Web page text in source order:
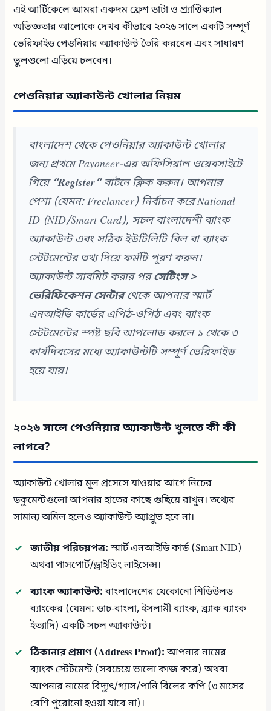
এই আর্টিকেলে আমরা একদম ফ্রেশ ডাটা ও প্র্যাক্টিক্যাল
অভিজ্ঞতার আলোকে দেখব কীভাবে ২০২৬ সালে একটি সম্পূর্ণ
ভেরিফাইড পেওনিয়ার অ্যাকাউন্ট তৈরি করবেন এবং সাধারণ
ভুলগুলো এড়িয়ে চলবেন।
পেওনিয়ার অ্যাকাউন্ট খোলার নিয়ম
বাংলাদেশ থেকে পেওনিয়ার অ্যাকাউন্ট খোলার
জন্য প্রথমে Payoneer-এর অফিসিয়াল ওয়েবসাইটে
গিয়ে “Register”বাটনে ক্লিক করুন। আপনার
পেশা (যেমন: Freelancer) নির্বাচন করে National
ID (NID/Smart Card), সচল বাংলাদেশী ব্যাংক
অ্যাকাউন্ট এবং সঠিক ইউটিলিটি বিল বা ব্যাংক
স্টেটমেন্টের তথ্য দিয়ে ফর্মটি পূরণ করুন।
অ্যাকাউন্ট সাবমিট করার পরসেটিংস >
ভেরিফিকেশন সেন্টারথেকে আপনার স্মার্ট
এনআইডি কার্ডের এপিঠ-ওপিঠ এবং ব্যাংক
স্টেটমেন্টের স্পষ্ট ছবি আপলোড করলে ১ থেকে ৩
কার্যদিবসের মধ্যে অ্যাকাউন্টটি সম্পূর্ণ ভেরিফাইড
হয়ে যায়।
২০২৬ সালে পেওনিয়ার অ্যাকাউন্ট খুলতে কী কী
লাগবে?
অ্যাকাউন্ট খোলার মূল প্রসেসে যাওয়ার আগে নিচের
ডকুমেন্টগুলো আপনার হাতের কাছে গুছিয়ে রাখুন। তথ্যের
সামান্য অমিল হলেও অ্যাকাউন্ট অ্যাপ্রুভ হবে না।
জাতীয় পরিচয়পত্র:স্মার্ট এনআইডি কার্ড (Smart NID)
অথবা পাসপোর্ট/ড্রাইভিং লাইসেন্স।
ব্যাংক অ্যাকাউন্ট:বাংলাদেশের যেকোনো শিডিউলড
ব্যাংকের (যেমন: ডাচ-বাংলা, ইসলামী ব্যাংক, ব্র্যাক ব্যাংক
ইত্যাদি) একটি সচল অ্যাকাউন্ট।
ঠিকানার প্রমাণ (Address Proof):আপনার নামের
ব্যাংক স্টেটমেন্ট (সবচেয়ে ভালো কাজ করে) অথবা
আপনার নামের বিদ্যুৎ/গ্যাস/পানি বিলের কপি (৩ মাসের
বেশি পুরোনো হওয়া যাবে না)।